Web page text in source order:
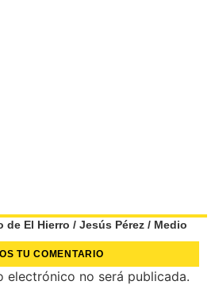
de El Hierro / Jesús Pérez / Medio
TU COMENTARIO
electrónico no será publicada.